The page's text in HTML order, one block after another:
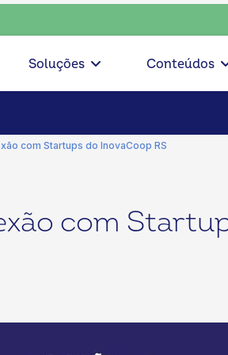
coop • escolha consciente, escolha
Soluções Conteúdos
com Startups do InovaCoop RS
com